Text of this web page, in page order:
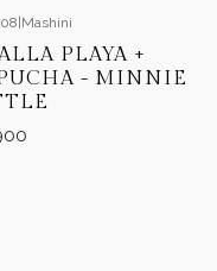
|Mashini
PLAYA +
- MINNIE